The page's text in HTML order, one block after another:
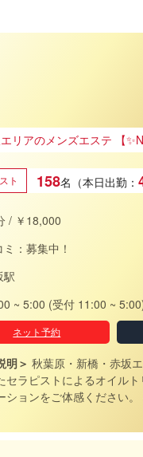
テ 【✨NEW OPEN✨】
ト 158名（本日出勤：
/ ￥18,000
ミ：募集中！
駅
~ 5:00 (受付 11:00 ~
ネット予約
明＞ 秋葉原・新橋・赤坂エ
セラピストによるオイル
をご体感ください。 秋葉原・新橋・赤坂か